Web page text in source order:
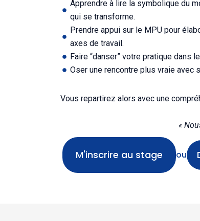
Apprendre à lire la symbolique du
qui se transforme.
Prendre appui sur le MPU pour
axes de travail.
Faire “danser” votre pratique dans
Oser une rencontre plus vraie
Vous repartirez alors avec une
«
M'inscrire au stage ou